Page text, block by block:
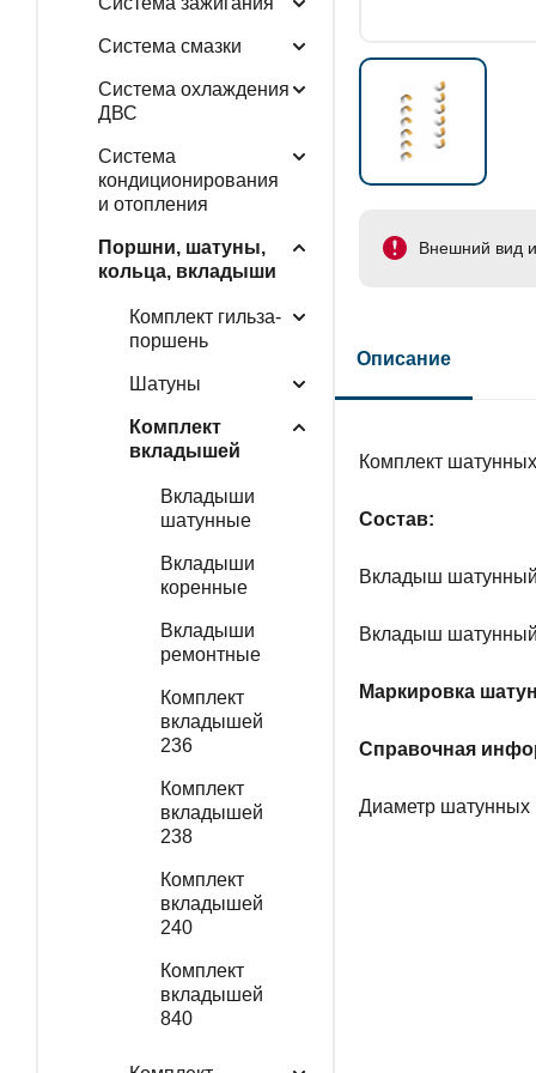
Система смазки
Система охлаждения
ДВС
Система
кондиционирования
и отопления
Поршни, шатуны,
кольца, вкладыши
Комплект гильза-
поршень
Шатуны
Комплект
вкладышей
Вкладыши
шатунные
Вкладыши
коренные
Вкладыши
ремонтные
Комплект
вкладышей
236
Комплект
вкладышей
238
Комплект
вкладышей
240
Комплект
вкладышей
840
Внешний вид
Описание
Комплект
Состав:
Вкладыш
Вкладыш
Маркировка
Справочная
Диаметр шатунных